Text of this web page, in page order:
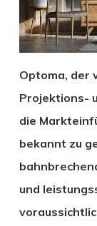
Optoma, der
Projektions-
die
bekannt zu
und